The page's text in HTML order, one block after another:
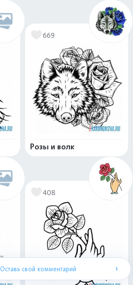
669
Розы и волк
408
Оставь свой комментарий ›